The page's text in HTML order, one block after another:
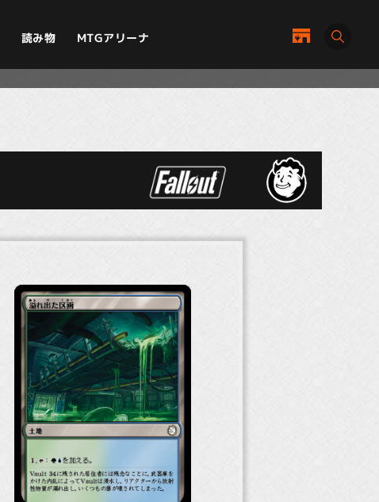
読み物 MTGアリーナ